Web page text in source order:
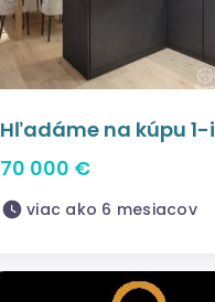
Hľadáme na kúpu
70 000 €
viac ako 6 mesiacov